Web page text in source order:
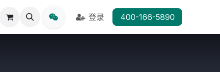
登录 400-166-5890